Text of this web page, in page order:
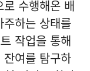
수행해온 배
하는 상태를
작업을 통해
여를 탐구하